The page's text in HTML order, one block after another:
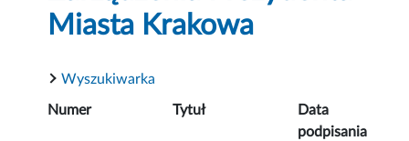
Miasta Krakowa
Wyszukiwarka
Numer Tytuł
Data
podpisania